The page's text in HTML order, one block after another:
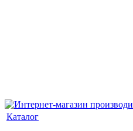
Каталог